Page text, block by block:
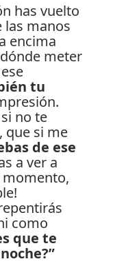
has vuelto
las manos
encima
meter
tu
no te
que si me
de ese
a ver a
como
que te